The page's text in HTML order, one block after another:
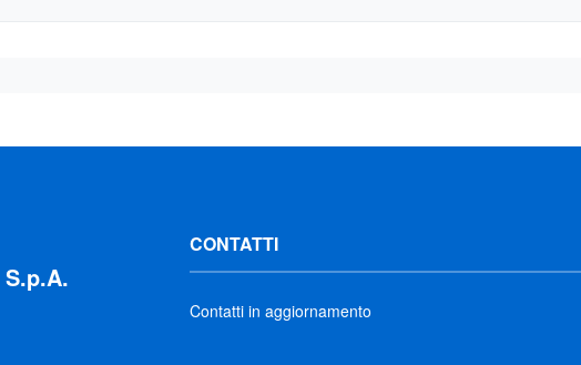
CONTATTI
Contatti in aggiornamento